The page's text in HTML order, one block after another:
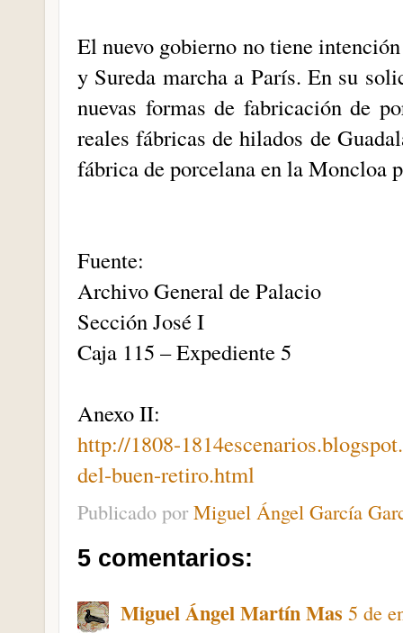
El nuevo gobierno no tiene
y Sureda marcha a París. En su
nuevas formas de fabricación de
reales fábricas de hilados de
fábrica de porcelana en la Moncloa
Fuente:
Archivo General de Palacio
Sección José I
Caja 115 – Expediente 5
Anexo II:
http://1808-
del-buen-retiro.html
Publicado porMiguel Ángel García
5 comentarios:
Miguel Ángel Martín Mas 5 de